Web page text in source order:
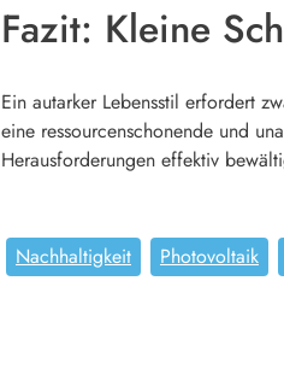
Fazit: Kleine
Ein autarker Lebensstil erfordert
eine ressourcenschonende und
Herausforderungen effektiv
Nachhaltigkeit Photovoltaik